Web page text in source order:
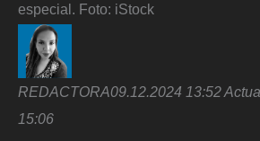
especial. Foto: iStock
REDACTORA09.12.2024 13:52
15:06